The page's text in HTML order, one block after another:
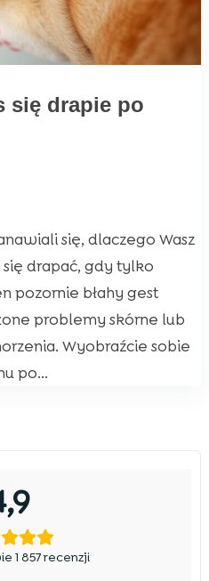
się drapie po
się, dlaczego Wasz
drapać, gdy tylko
pozornie błahy gest
problemy skórne lub
Wyobraźcie sobie
po...
1 857 recenzji